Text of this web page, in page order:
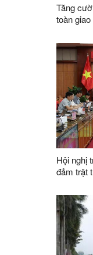
Tăng
toàn
Hội nghị
đảm trật